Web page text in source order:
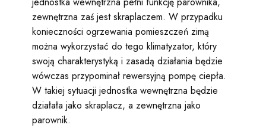
zewnętrzna zaś jest skraplaczem. W przypadku
konieczności ogrzewania pomieszczeń zimą
można wykorzystać do tego klimatyzator, który
swoją charakterystyką i zasadą działania będzie
wówczas przypominał rewersyjną pompę ciepła.
W takiej sytuacji jednostka wewnętrzna będzie
działała jako skraplacz, a zewnętrzna jako
parownik.